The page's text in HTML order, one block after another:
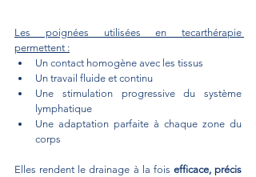
Les poignées utilisées en tecarthérapie
permettent :
Un contact homogène avec les tissus
Un travail fluide et continu
Une stimulation progressive du système
lymphatique
Une adaptation parfaite à chaque zone du
corps
Elles rendent le drainage à la fois efficace, précis